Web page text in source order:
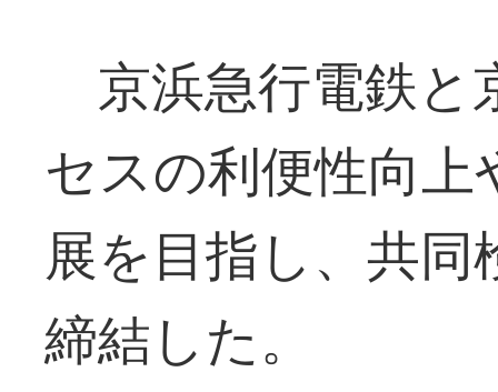
京浜急行電鉄と
セスの利便性向
展を目指し、共
締結した。